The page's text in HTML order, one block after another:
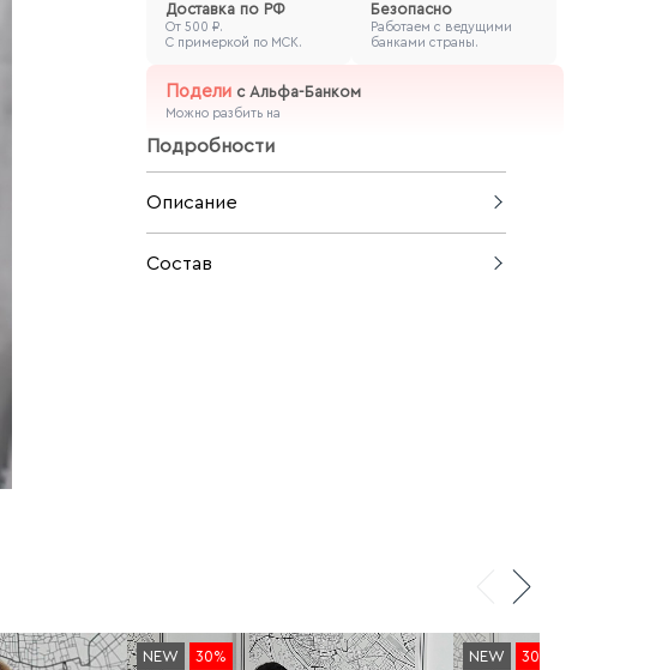
Доставка по РФ
От 500 ₽.
С примеркой по МСК.
Безопасно
Работаем с ведущими
банками страны.
Подели с Альфа-Банком
Можно разбить на
Подробности
Описание
Лёгкая рубашка с ярким тропическим
Состав
NEW 30% NEW 30%